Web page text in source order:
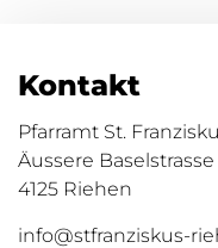
Kontakt
Pfarramt St.
Äussere Baselstrasse
4125 Riehen
info@stfranziskus-